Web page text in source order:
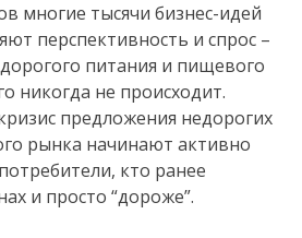
многие тысячи бизнес-идей
перспективность и спрос –
питания и пищевого
никогда не происходит.
предложения недорогих
рынка начинают активно
кто ранее
и просто “дороже”.